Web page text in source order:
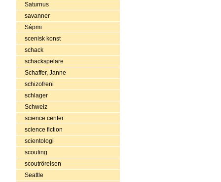
Saturnus
savanner
Sápmi
scenisk konst
schack
schackspelare
Schaffer, Janne
schizofreni
schlager
Schweiz
science center
science fiction
scientologi
scouting
scoutrörelsen
Seattle